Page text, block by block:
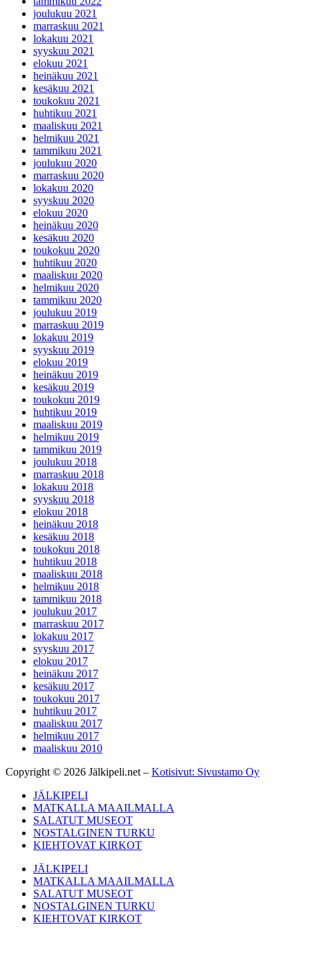
joulukuu 2021
marraskuu 2021
lokakuu 2021
syyskuu 2021
elokuu 2021
heinäkuu 2021
kesäkuu 2021
toukokuu 2021
huhtikuu 2021
maaliskuu 2021
helmikuu 2021
tammikuu 2021
joulukuu 2020
marraskuu 2020
lokakuu 2020
syyskuu 2020
elokuu 2020
heinäkuu 2020
kesäkuu 2020
toukokuu 2020
huhtikuu 2020
maaliskuu 2020
helmikuu 2020
tammikuu 2020
joulukuu 2019
marraskuu 2019
lokakuu 2019
syyskuu 2019
elokuu 2019
heinäkuu 2019
kesäkuu 2019
toukokuu 2019
huhtikuu 2019
maaliskuu 2019
helmikuu 2019
tammikuu 2019
joulukuu 2018
marraskuu 2018
lokakuu 2018
syyskuu 2018
elokuu 2018
heinäkuu 2018
kesäkuu 2018
toukokuu 2018
huhtikuu 2018
maaliskuu 2018
helmikuu 2018
tammikuu 2018
joulukuu 2017
marraskuu 2017
lokakuu 2017
syyskuu 2017
elokuu 2017
heinäkuu 2017
kesäkuu 2017
toukokuu 2017
huhtikuu 2017
maaliskuu 2017
helmikuu 2017
maaliskuu 2010
Copyright © 2026 Jälkipeli.net – Kotisivut: Sivustamo Oy
JÄLKIPELI
MATKALLA MAAILMALLA
SALATUT MUSEOT
NOSTALGINEN TURKU
KIEHTOVAT KIRKOT
JÄLKIPELI
MATKALLA MAAILMALLA
SALATUT MUSEOT
NOSTALGINEN TURKU
KIEHTOVAT KIRKOT